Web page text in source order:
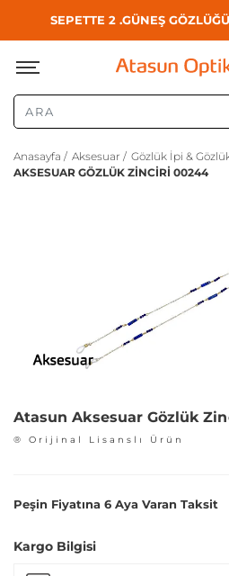
SEPETTE 2 .GÜNEŞ
Anasayfa / Aksesuar / Gözlük İpi &
AKSESUAR GÖZLÜK ZİNCİRİ 00244
Atasun Aksesuar Gözlük
® Orijinal Lisanslı Ürün
Peşin Fiyatına 6 Aya Varan Taksit
Kargo Bilgisi